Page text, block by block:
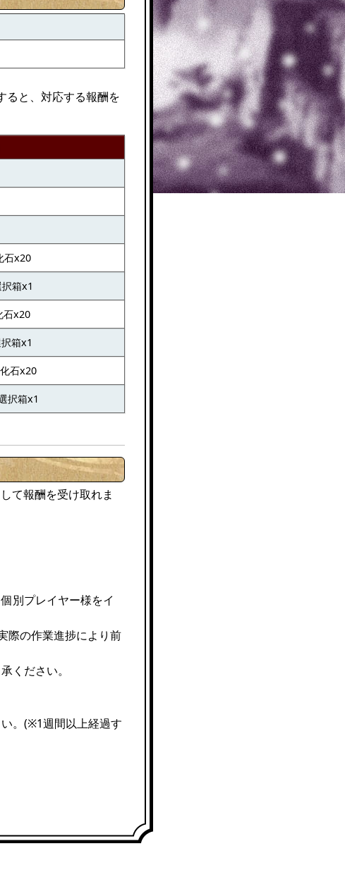
ると、対応する報酬を
石x20
箱x1
石x20
箱x1
石x20
択箱x1
て報酬を受け取れま
別プレイヤー様をイ
際の作業進捗により前
ください。
。(※1週間以上経過す